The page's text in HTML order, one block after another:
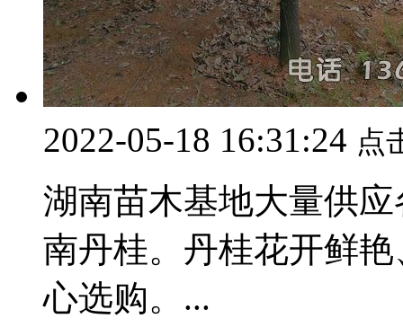
2022-05-18 16:31:24 点
湖南苗木基地大量供
南丹桂。丹桂花开鲜
心选购。...